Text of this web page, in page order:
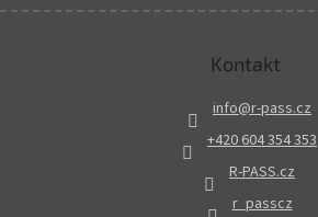
Kontakt
info@r-pass.cz
+420 604 354 353
R-PASS.cz
r_passcz